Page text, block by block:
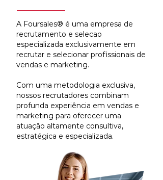
A Foursales® é uma empresa de
recrutamento e selecao
especializada exclusivamente em
recrutar e selecionar profissionais de
vendas e marketing.
Com uma metodologia exclusiva,
nossos recrutadores combinam
profunda experiência em vendas e
marketing para oferecer uma
atuação altamente consultiva,
estratégica e especializada.